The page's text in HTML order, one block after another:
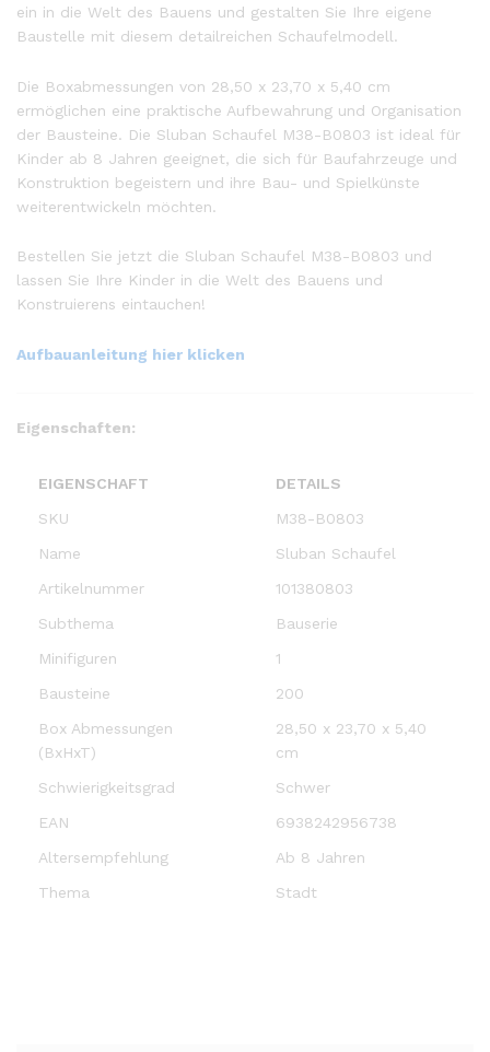
ein in die Welt des Bauens und gestalten Sie Ihre eigene
Baustelle mit diesem detailreichen Schaufelmodell.
Die Boxabmessungen von 28,50 x 23,70 x 5,40 cm
ermöglichen eine praktische Aufbewahrung und Organisation
der Bausteine. Die Sluban Schaufel M38-B0803 ist ideal für
Kinder ab 8 Jahren geeignet, die sich für Baufahrzeuge und
Konstruktion begeistern und ihre Bau- und Spielkünste
weiterentwickeln möchten.
Bestellen Sie jetzt die Sluban Schaufel M38-B0803 und
lassen Sie Ihre Kinder in die Welt des Bauens und
Konstruierens eintauchen!
Aufbauanleitung hier klicken
Eigenschaften:
EIGENSCHAFT
DETAILS
SKU
M38-B0803
Name
Sluban Schaufel
Artikelnummer
101380803
Subthema
Bauserie
Minifiguren
1
Bausteine
200
Box Abmessungen
(BxHxT)
28,50 x 23,70 x 5,40
cm
Schwierigkeitsgrad
Schwer
EAN
6938242956738
Altersempfehlung
Ab 8 Jahren
Thema
Stadt